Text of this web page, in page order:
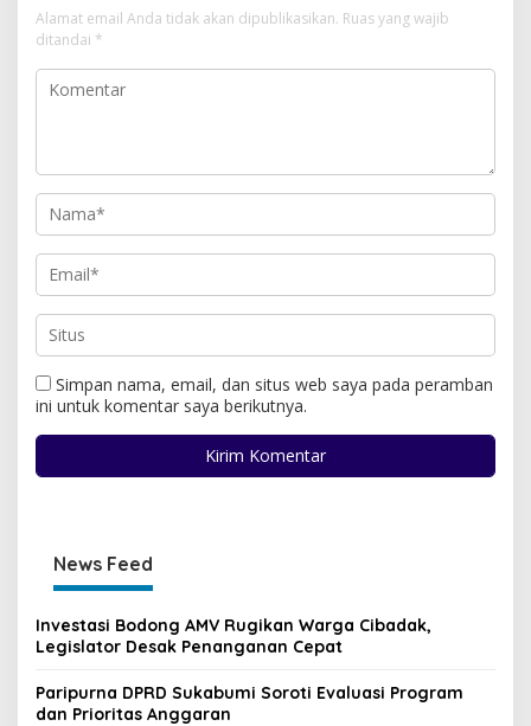
Alamat email Anda tidak akan dipublikasikan. Ruas yang wajib
ditandai *
Simpan nama, email, dan situs web saya pada peramban
ini untuk komentar saya berikutnya.
News Feed
Investasi Bodong AMV Rugikan Warga Cibadak,
Legislator Desak Penanganan Cepat
Paripurna DPRD Sukabumi Soroti Evaluasi Program
dan Prioritas Anggaran